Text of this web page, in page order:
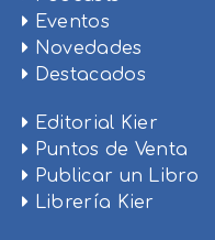
Eventos
Novedades
Destacados
Editorial Kier
Puntos de Venta
Publicar un Libro
Librería Kier